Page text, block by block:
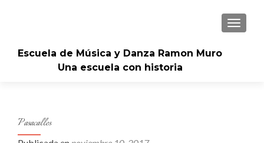
Escuela de Música y Danza Ramon Muro
Una escuela con historia
Pasacalles